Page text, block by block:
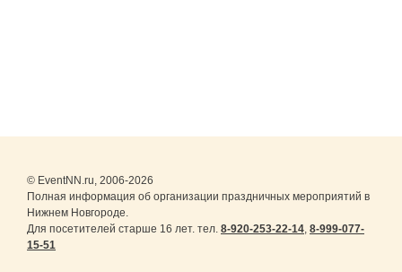
© EventNN.ru, 2006-2026
Полная информация об организации праздничных мероприятий в
Нижнем Новгороде.
Для посетителей старше 16 лет. тел. 8-920-253-22-14, 8-999-077-
15-51